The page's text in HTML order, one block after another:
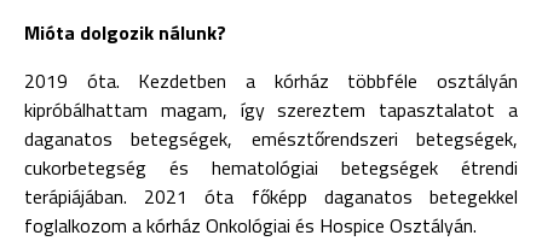
Mióta dolgozik nálunk?
2019 óta. Kezdetben a kórház többféle osztályán
kipróbálhattam magam, így szereztem tapasztalatot a
daganatos betegségek, emésztőrendszeri betegségek,
cukorbetegség és hematológiai betegségek étrendi
terápiájában. 2021 óta főképp daganatos betegekkel
foglalkozom a kórház Onkológiai és Hospice Osztályán.